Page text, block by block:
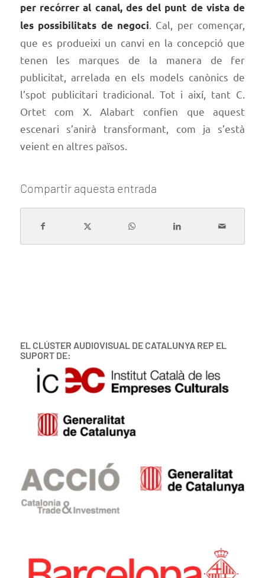
per recórrer al canal, des del punt de vista de
les possibilitats de negoci . Cal, per començar,
que es produeixi un canvi en la concepció que
tenen les marques de la manera de fer
publicitat, arrelada en els models canònics de
l’spot publicitari tradicional. Tot i així, tant C.
Ortet com X. Alabart confien que aquest
escenari s’anirà transformant, com ja s’està
veient en altres països.
Compartir aquesta entrada
EL CLÚSTER AUDIOVISUAL DE CATALUNYA REP EL
SUPORT DE: